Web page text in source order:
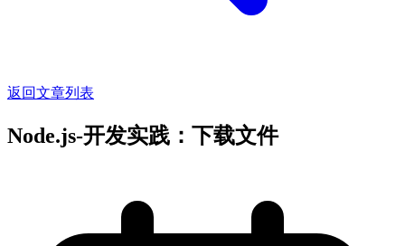
返回文章列表
Node.js-开发实践：下载文件